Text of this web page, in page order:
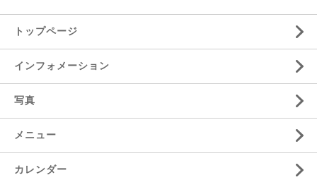
トップページ
インフォメーション
写真
メニュー
カレンダー